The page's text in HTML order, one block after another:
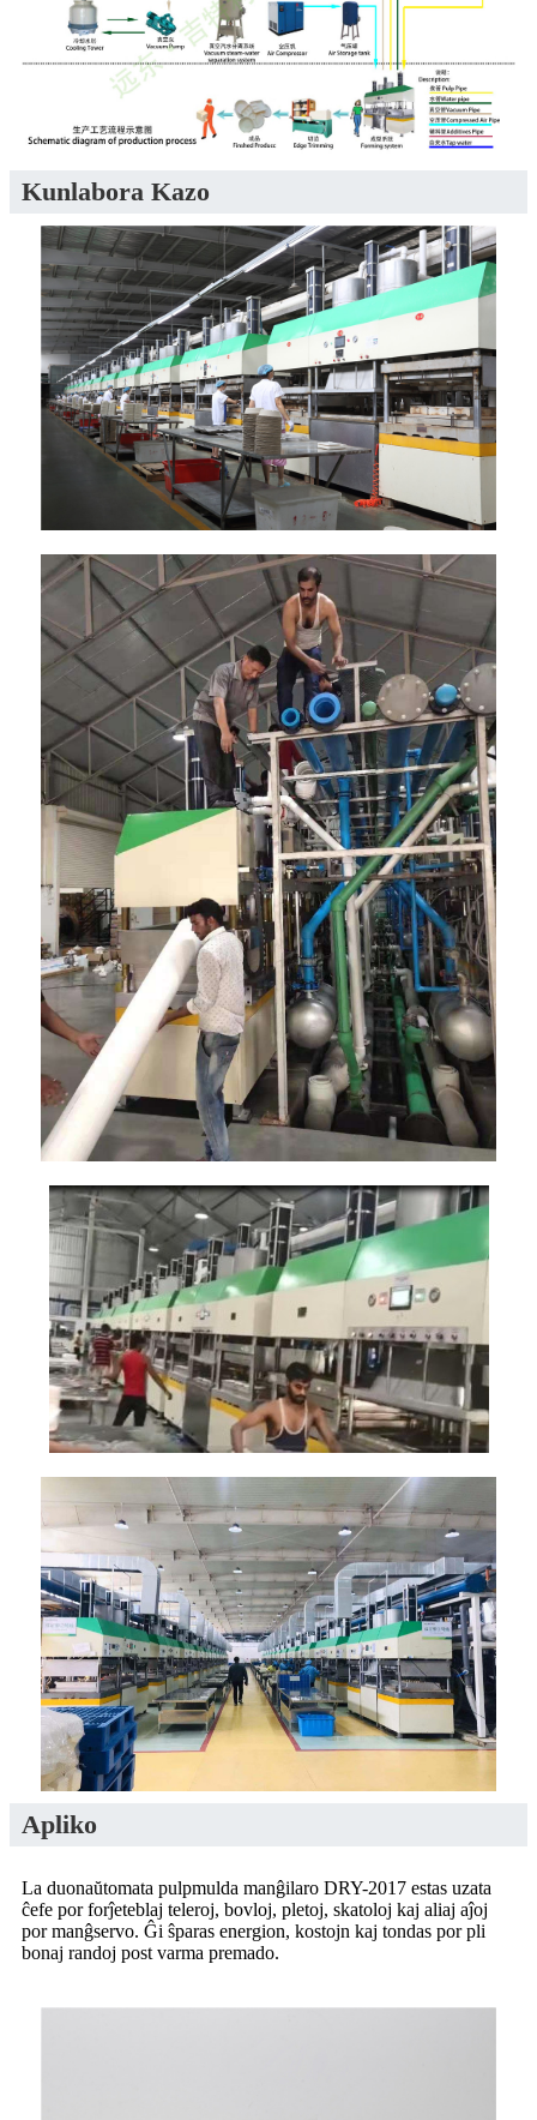
Kunlabora Kazo
Apliko
La duonaŭtomata pulpmulda manĝilaro DRY-2017 estas uzata
ĉefe por forĵeteblaj teleroj, bovloj, pletoj, skatoloj kaj aliaj aĵoj
por manĝservo. Ĝi ŝparas energion, kostojn kaj tondas por pli
bonaj randoj post varma premado.